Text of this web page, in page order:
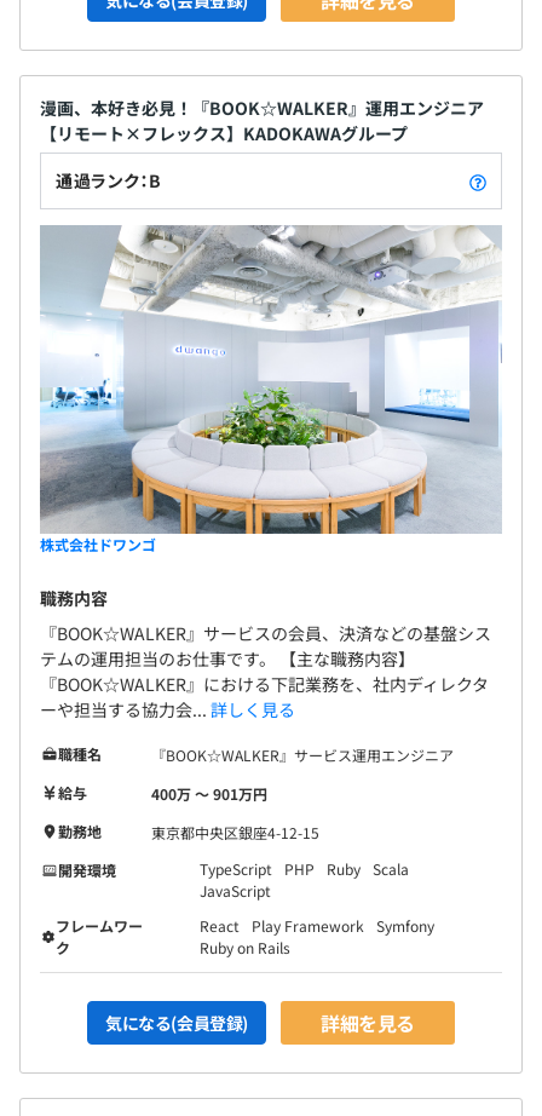
漫画、本好き必見！『BOOK☆WALKER』運用エンジニア
【リモート×フレックス】KADOKAWAグループ
通過ランク：B
株式会社ドワンゴ
職務内容
『BOOK☆WALKER』サービスの会員、決済などの基盤シス
テムの運用担当のお仕事です。 【主な職務内容】
『BOOK☆WALKER』における下記業務を、社内ディレクタ
ーや担当する協力会... 詳しく見る
職種名
『BOOK☆WALKER』サービス運用エンジニア
給与
400万 〜 901万円
勤務地
東京都中央区銀座4-12-15
開発環境
TypeScript PHP Ruby Scala
JavaScript
フレームワー
ク
React Play Framework
Symfony
Ruby on Rails
気になる(会員登録) 詳細を見る